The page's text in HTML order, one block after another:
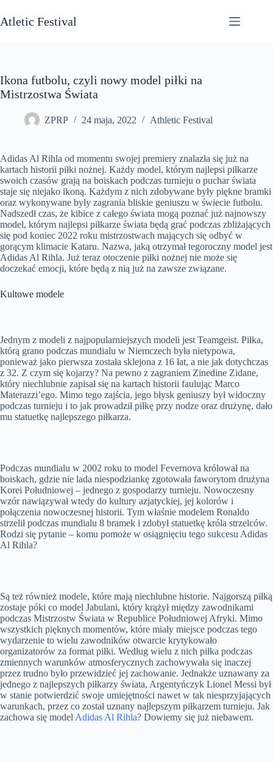
do
treści
Atletic Festival
Ikona futbolu, czyli nowy model piłki na
Mistrzostwa Świata
ZPRP 24 maja, 2022 Athletic Festival
Adidas Al Rihla od momentu swojej premiery znalazła się już na
kartach historii piłki nożnej. Każdy model, którym najlepsi piłkarze
swoich czasów grają na boiskach podczas turnieju o puchar świata
staje się niejako ikoną. Każdym z nich zdobywane były piękne bramki
oraz wykonywane były zagrania bliskie geniuszu w świecie futbolu.
Nadszedł czas, że kibice z całego świata mogą poznać już najnowszy
model, którym najlepsi piłkarze świata będą grać podczas zbliżających
się pod koniec 2022 roku mistrzostwach mających się odbyć w
gorącym klimacie Kataru. Nazwa, jaką otrzymał tegoroczny model jest
Adidas Al Rihla. Już teraz otoczenie piłki nożnej nie może się
doczekać emocji, które będą z nią już na zawsze związane.
Kultowe modele
Jednym z modeli z najpopularniejszych modeli jest Teamgeist. Piłka,
którą grano podczas mundialu w Niemczech była nietypowa,
ponieważ jako pierwsza została sklejona z 16 łat, a nie jak dotychczas
z 32. Z czym się kojarzy? Na pewno z zagraniem Zinedine Zidane,
który niechlubnie zapisał się na kartach historii faulując Marco
Materazzi’ego. Mimo tego zajścia, jego błysk geniuszy był widoczny
podczas turnieju i to jak prowadził piłkę przy nodze oraz drużynę, dało
mu statuetkę najlepszego piłkarza.
Podczas mundialu w 2002 roku to model Fevernova królował na
boiskach, gdzie nie lada niespodziankę zgotowała faworytom drużyna
Korei Południowej – jednego z gospodarzy turnieju. Nowoczesny
wzór nawiązywał wtedy do kultury azjatyckiej, jej kolorów i
połączenia nowoczesnej historii. Tym właśnie modelem Ronaldo
strzelił podczas mundialu 8 bramek i zdobył statuetkę króla strzelców.
Rodzi się pytanie – komu pomoże w osiągnięciu tego sukcesu Adidas
Al Rihla?
Są też również modele, które mają niechlubne historie. Najgorszą piłką
zostaje póki co model Jabulani, który krążył między zawodnikami
podczas Mistrzostw Świata w Republice Południowej Afryki. Mimo
wszystkich pięknych momentów, które miały miejsce podczas tego
wydarzenie to wielu zawodników otwarcie krytykowało
organizatorów za format piłki. Według wielu z nich piłka podczas
zmiennych warunków atmosferycznych zachowywała się inaczej
przez trudno było przewidzieć jej zachowanie. Jednakże uznawany za
jednego z najlepszych piłkarzy świata, Argentyńczyk Lionel Messi był
w stanie potwierdzić swoje umiejętności nawet w tak niesprzyjających
warunkach, przez co został uznany najlepszym piłkarzem turnieju. Jak
zachowa się model Adidas Al Rihla? Dowiemy się już niebawem.